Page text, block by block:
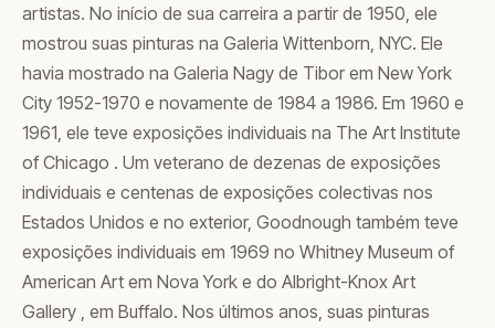
artistas. No início de sua carreira a partir de 1950, ele
mostrou suas pinturas na Galeria Wittenborn, NYC. Ele
havia mostrado na Galeria Nagy de Tibor em New York
City 1952-1970 e novamente de 1984 a 1986. Em 1960 e
1961, ele teve exposições individuais na The Art Institute
of Chicago . Um veterano de dezenas de exposições
individuais e centenas de exposições colectivas nos
Estados Unidos e no exterior, Goodnough também teve
exposições individuais em 1969 no Whitney Museum of
American Art em Nova York e do Albright-Knox Art
Gallery , em Buffalo. Nos últimos anos, suas pinturas